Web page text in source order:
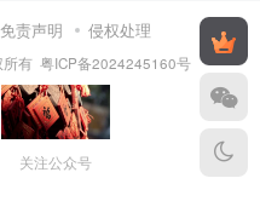
免责声明 侵权处理
有 粤ICP备2024245160号
关注公众号